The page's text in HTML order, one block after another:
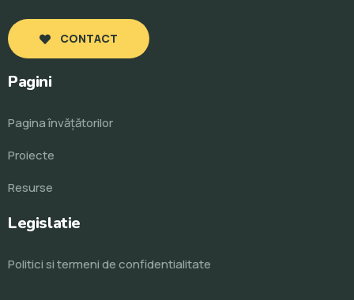
CONTACT
Pagini
Pagina învăţătorilor
Proiecte
Resurse
Legislatie
Politici si termeni de confidentialitate